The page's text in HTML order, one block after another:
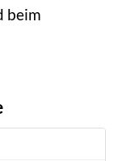
beim